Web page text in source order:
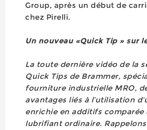
Group, après un début de
chez Pirelli.
Un nouveau «Quick Tip » sur
La toute dernière vidéo de la
Quick Tips de Brammer,
fourniture industrielle MRO,
avantages liés à l’utilisation
enrichie en additifs comparée
lubrifiant ordinaire.